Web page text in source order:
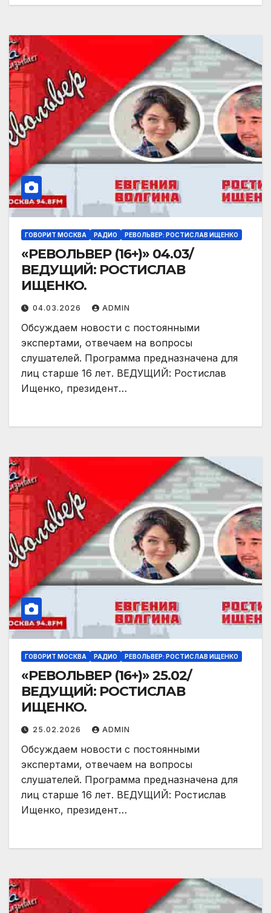
ГОВОРИТ МОСКВА РАДИО РЕВОЛЬВЕР: РОСТИСЛАВ ИЩЕНКО
«РЕВОЛЬВЕР (16+)» 04.03/
ВЕДУЩИЙ: РОСТИСЛАВ
ИЩЕНКО.
04.03.2026 ADMIN
Обсуждаем новости с постоянными
экспертами, отвечаем на вопросы
слушателей. Программа предназначена для
лиц старше 16 лет. ВЕДУЩИЙ: Ростислав
Ищенко, президент…
ГОВОРИТ МОСКВА РАДИО РЕВОЛЬВЕР: РОСТИСЛАВ ИЩЕНКО
«РЕВОЛЬВЕР (16+)» 25.02/
ВЕДУЩИЙ: РОСТИСЛАВ
ИЩЕНКО.
25.02.2026 ADMIN
Обсуждаем новости с постоянными
экспертами, отвечаем на вопросы
слушателей. Программа предназначена для
лиц старше 16 лет. ВЕДУЩИЙ: Ростислав
Ищенко, президент…